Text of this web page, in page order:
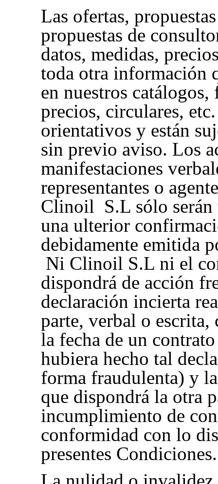
Las ofertas,
propuestas de
datos, medidas,
toda otra información
en nuestros
precios, circulares,
orientativos y están
sin previo aviso. Los
manifestaciones
representantes o
Clinoil S.L sólo serán
una ulterior
debidamente emitida
Ni Clinoil S.L ni el
dispondrá de acción
declaración incierta
parte, verbal o escrita,
la fecha de un
hubiera hecho tal
forma fraudulenta) y
que dispondrá la otra
incumplimiento de
conformidad con lo
presentes Condiciones.